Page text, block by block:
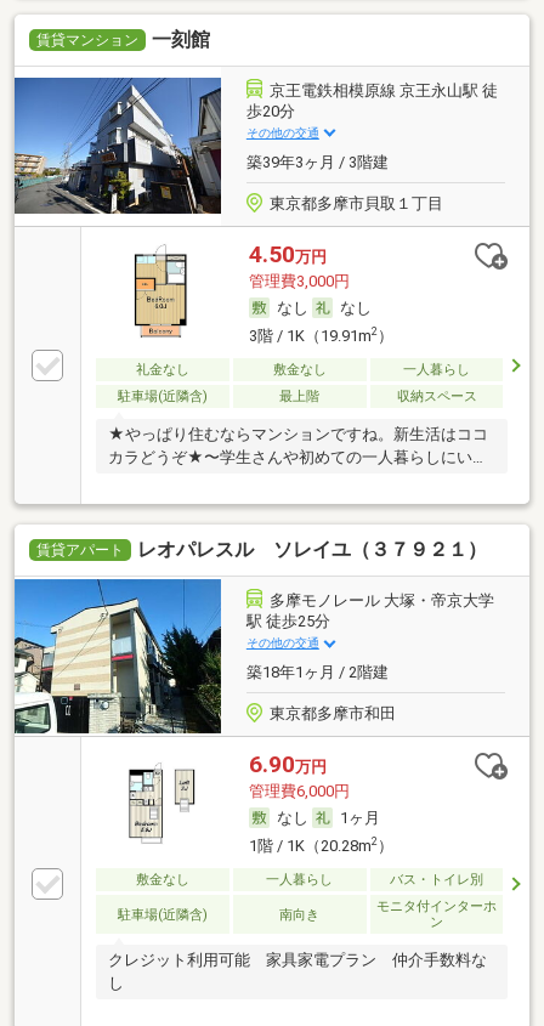
賃貸マンション 一刻館
京王電鉄相模原線 京王永山駅 徒
歩20分
その他の交通
築39年3ヶ月 / 3階建
東京都多摩市貝取１丁目
4.50万円
管理費3,000円
なし
なし
3階 / 1K（19.91m2）
礼金なし 敷金なし
一人暮らし
駐車場(近隣含)
最上階 収納スペース
★やっぱり住むならマンションですね。新生活はココ
カラどうぞ★〜学生さんや初めての一人暮らしにいか
賃貸アパート レオパレスル ソレイユ（３７９２１）
多摩モノレール 大塚・帝京大学
駅 徒歩25分
その他の交通
築18年1ヶ月 / 2階建
東京都多摩市和田
6.90万円
管理費6,000円
なし
1ヶ月
1階 / 1K（20.28m2）
敷金なし 一人暮らし バス・トイレ別
駐車場(近隣含) 南向き
モニタ付インターホ
ン
クレジット利用可能 家具家電プラン 仲介手数料な
し